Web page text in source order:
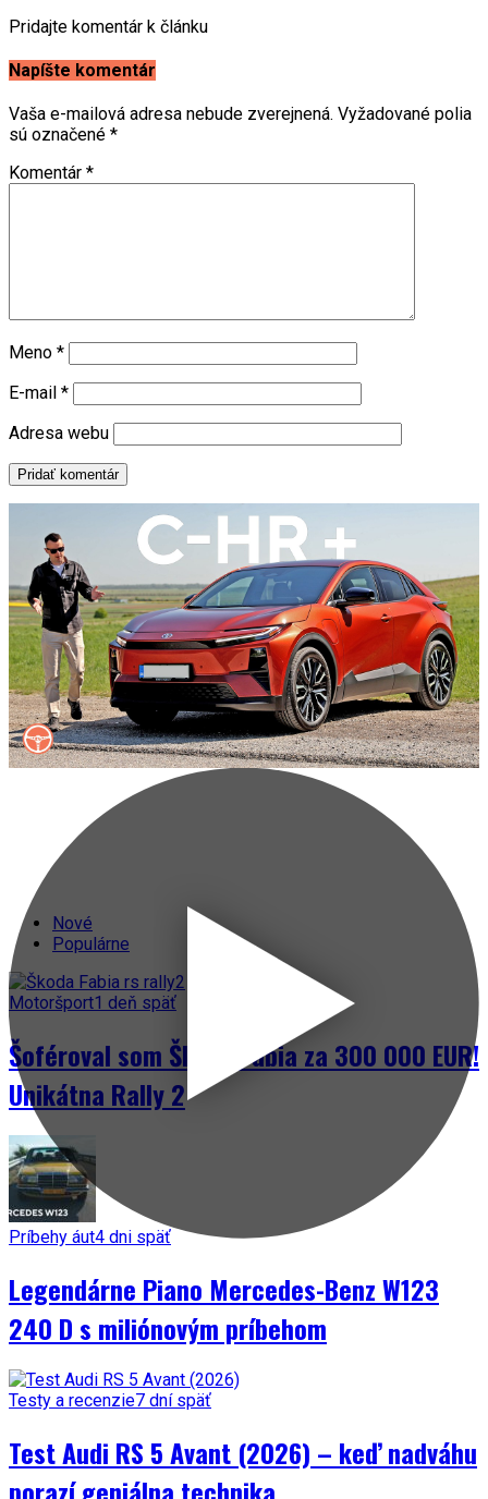
Pridajte komentár k článku
Napíšte komentár
Vaša e-mailová adresa nebude zverejnená. Vyžadované polia
sú označené *
Komentár *
Meno *
E-mail *
Adresa webu
Nové
Populárne
Motoršport1 deň späť
Šoféroval som Škodu Fabia za 300 000 EUR!
Unikátna Rally 2
Príbehy áut4 dni späť
Legendárne Piano Mercedes-Benz W123
240 D s miliónovým príbehom
Testy a recenzie7 dní späť
Test Audi RS 5 Avant (2026) – keď nadváhu